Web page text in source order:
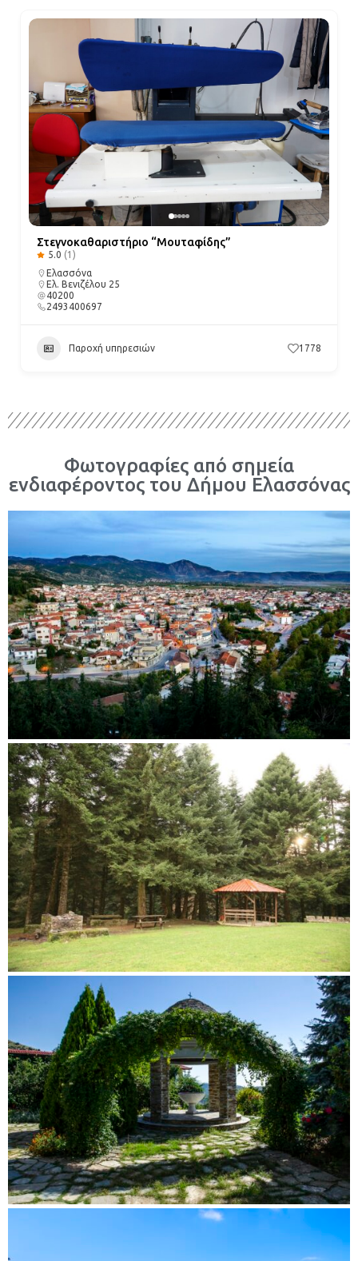
Στεγνοκαθαριστήριο “Μουταφίδης”
5.0 (1)
Ελασσόνα
Ελ. Βενιζέλου 25
40200
2493400697
Παροχή υπηρεσιών 1778
Φωτογραφίες από σημεία
ενδιαφέροντος του Δήμου Ελασσόνας